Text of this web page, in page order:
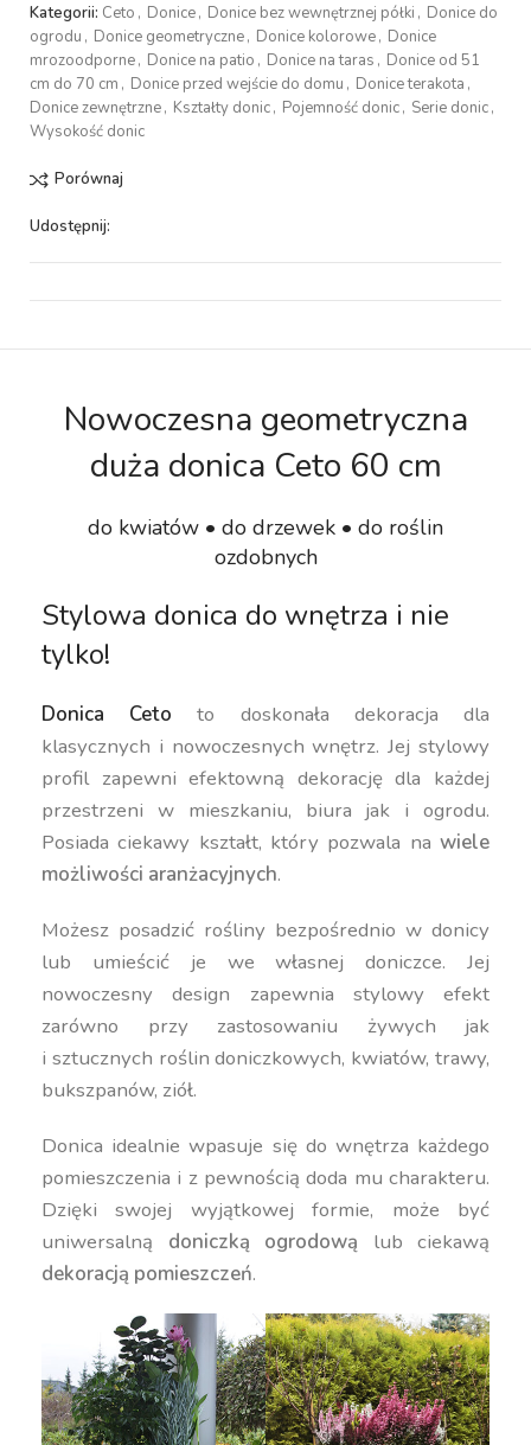
Kategorii: Ceto , Donice, Donice bez wewnętrznej półki , Donice do
ogrodu , Donice geometryczne, Donice kolorowe, Donice
mrozoodporne, Donice na patio , Donice na taras , Donice od 51
cm do 70 cm , Donice przed wejście do domu , Donice terakota ,
Donice zewnętrzne, Kształty donic, Pojemność donic, Serie donic,
Wysokość donic
Porównaj
Udostępnij:
Nowoczesna geometryczna
duża donica Ceto 60 cm
do kwiatów • do drzewek • do roślin
ozdobnych
Stylowa donica do wnętrza i nie
tylko!
Donica Cetoto doskonała dekoracja dla
klasycznych i nowoczesnych wnętrz. Jej stylowy
profil zapewni efektowną dekorację dla każdej
przestrzeni w mieszkaniu, biura jak i ogrodu.
Posiada ciekawy kształt, który pozwala na wiele
możliwości aranżacyjnych.
Możesz posadzić rośliny bezpośrednio w donicy
lub umieścić je we własnej doniczce. Jej
nowoczesny design zapewnia stylowy efekt
zarówno przy zastosowaniu żywych jak
i sztucznych roślin doniczkowych, kwiatów, trawy,
bukszpanów, ziół.
Donica idealnie wpasuje się do wnętrza każdego
pomieszczenia i z pewnością doda mu charakteru.
Dzięki swojej wyjątkowej formie, może być
uniwersalną doniczką ogrodową lub ciekawą
dekoracją pomieszczeń.